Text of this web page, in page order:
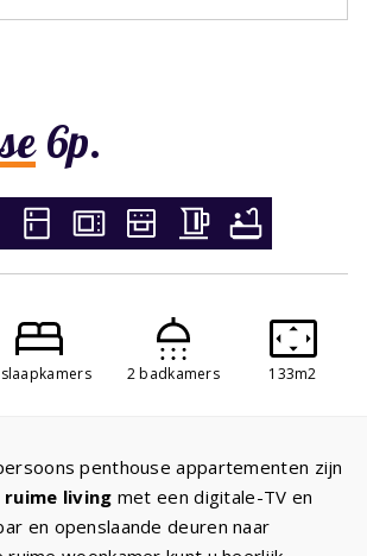
6p.
2 badkamers 133m2
penthouse appartementen zijn
ruime living met een digitale-TV en
en openslaande deuren naar